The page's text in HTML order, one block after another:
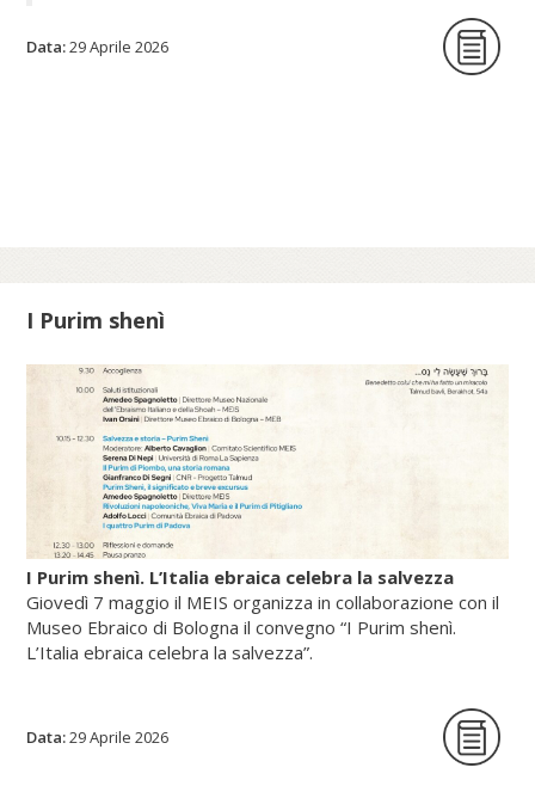
lieta di ospitare la presentazione del
Scopri di più su fscire.it...
Data:29 Aprile 2026
I Purim shenì
I Purim shenì. L’Italia ebraica celebra la salvezza
Giovedì 7 maggio il MEIS organizza in collaborazione con il
Museo Ebraico di Bologna il convegno “I Purim shenì.
L’Italia ebraica celebra la salvezza”.
La giornata di studi intende per la prima
volta indagare origine, circostanze storiche
Data:29 Aprile 2026